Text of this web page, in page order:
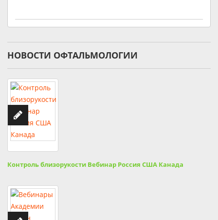
НОВОСТИ ОФТАЛЬМОЛОГИИ
Контроль близорукости Вебинар Россия США Канада